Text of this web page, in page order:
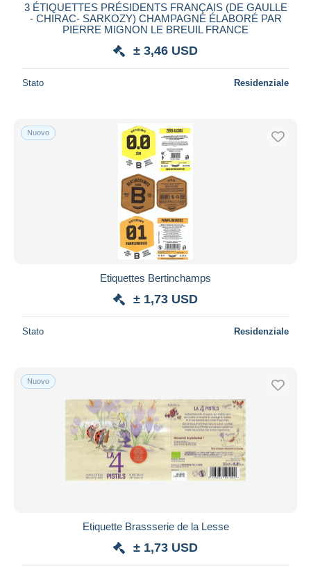
3 ÉTIQUETTES PRÉSIDENTS FRANÇAIS (DE GAULLE
- CHIRAC- SARKOZY) CHAMPAGNE ÉLABORÉ PAR
PIERRE MIGNON LE BREUIL FRANCE
± 3,46 USD
Stato Residenziale
Nuovo
Etiquettes Bertinchamps
± 1,73 USD
Stato Residenziale
Nuovo
Etiquette Brassserie de la Lesse
± 1,73 USD